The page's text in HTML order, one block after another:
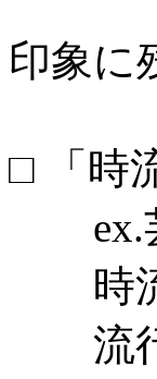
印象に
□ 「時
ex.芸
時流
流行